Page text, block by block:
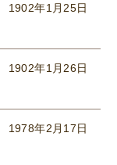
1902年1月25日
1902年1月26日
1978年2月17日